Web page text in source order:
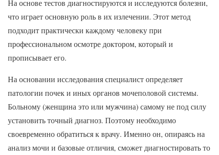
На основе тестов диагностируются и исследуются болезни,
что играет основную роль в их излечении. Этот метод
подходит практически каждому человеку при
профессиональном осмотре доктором, который и
прописывает его.
На основании исследования специалист определяет
патологии почек и иных органов мочеполовой системы.
Больному (женщина это или мужчина) самому не под силу
установить точный диагноз. Поэтому необходимо
своевременно обратиться к врачу. Именно он, опираясь на
анализ мочи и базовые отличия, сможет диагностировать то